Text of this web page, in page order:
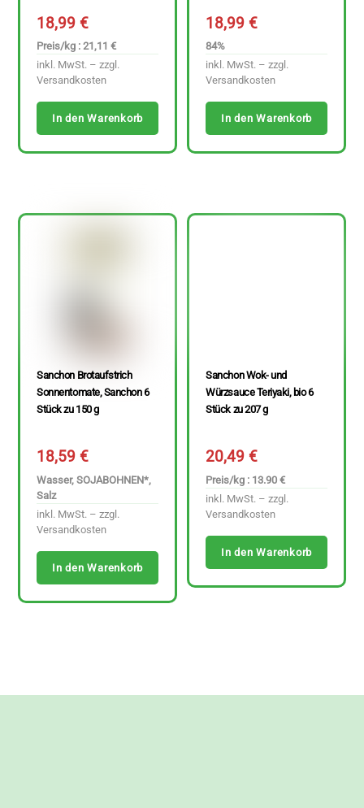
18,99€
Preis/kg : 21,11 €
inkl. MwSt. – zzgl.
Versandkosten
In den Warenkorb
18,99€
84%
inkl. MwSt. – zzgl.
Versandkosten
In den Warenkorb
Sanchon Brotaufstrich
Sonnentomate, Sanchon 6
Stück zu 150 g
18,59€
Wasser, SOJABOHNEN*,
Salz
inkl. MwSt. – zzgl.
Versandkosten
In den Warenkorb
Sanchon Wok- und
Würzsauce Teriyaki, bio 6
Stück zu 207 g
20,49€
Preis/kg : 13.90 €
inkl. MwSt. – zzgl.
Versandkosten
In den Warenkorb